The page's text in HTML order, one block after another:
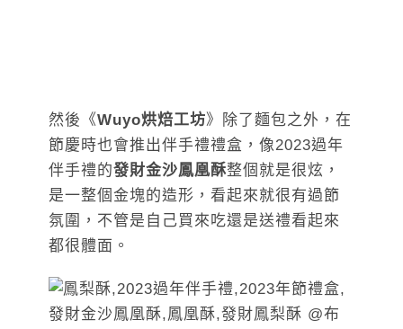
然後《Wuyo烘焙工坊》除了麵包之外，在
節慶時也會推出伴手禮禮盒，像2023過年
伴手禮的發財金沙鳳凰酥整個就是很炫，
是一整個金塊的造形，看起來就很有過節
氛圍，不管是自己買來吃還是送禮看起來
都很體面。